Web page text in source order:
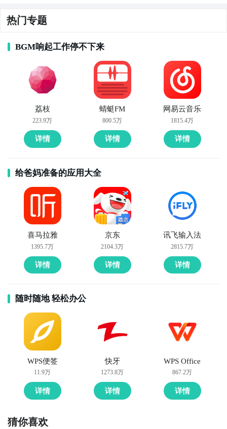
热门专题
BGM响起工作停不下来
荔枝
223.9万
详情
蜻蜓FM
800.5万
详情
网易云音乐
1815.4万
详情
给爸妈准备的应用大全
喜马拉雅
1395.7万
详情
京东
2104.3万
详情
讯飞输入法
2815.7万
详情
随时随地 轻松办公
WPS便签
11.9万
详情
快牙
1273.8万
详情
WPS Office
867.2万
详情
猜你喜欢